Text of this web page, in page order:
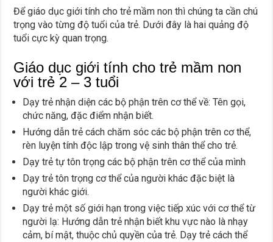
Để giáo dục giới tính cho trẻ mầm non thì chúng ta cần chú
trọng vào từng độ tuổi của trẻ. Dưới đây là hai quảng độ
tuổi cực kỳ quan trọng.
Giáo dục giới tính cho trẻ mầm non
với trẻ 2 – 3 tuổi
Dạy trẻ nhận diện các bộ phận trên cơ thể về: Tên gọi,
chức năng, đặc điểm nhận biết.
Hướng dẫn trẻ cách chăm sóc các bộ phận trên cơ thể,
rèn luyện tính độc lập trong vệ sinh thân thể cho trẻ.
Dạy trẻ tự tôn trọng các bộ phận trên cơ thể của mình
Dạy trẻ tôn trọng cơ thể của người khác đặc biệt là
người khác giới.
Dạy trẻ một số giới hạn trong việc tiếp xúc với cơ thể từ
người lạ: Hướng dẫn trẻ nhận biết khu vực nào là nhạy
cảm, bí mật, thuộc chủ quyền của trẻ. Dạy trẻ cách thể